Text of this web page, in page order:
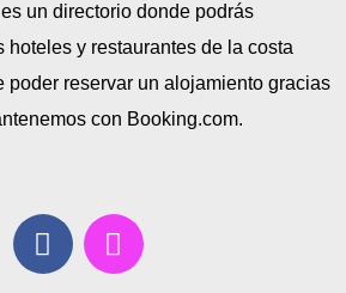
un directorio donde podrás
hoteles y restaurantes de la costa
poder reservar un alojamiento gracias
con Booking.com.